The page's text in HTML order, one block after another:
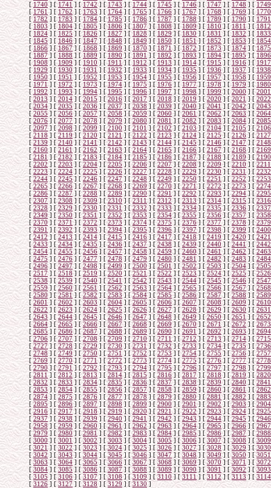
[1740] [1741 ] [1742] [1743] [1744] [ 1745] [1746] [1747] [ 1748 ] [1749
[ 1761 ] [1762 ] [ 1763 ] [1764] [1765] [ 1766] [ 1767] [1768] [1769 ] [ 1770
[1782 ] [ 1783 ] [ 1784] [1785] [ 1786] [ 1787 ] [ 1788] [1789 ] [1790] [ 1791
[ 1803] [ 1804] [1805] [1806 ] [1807 ] [ 1808] [1809] [1810] [1811 ] [1812
[ 1824] [ 1825] [1826 ] [1827 ] [1828 ] [ 1829] [1830] [ 1831] [1832 ] [1833
[1845 ] [1846] [ 1847 ] [1848] [1849] [1850 ] [1851] [1852] [ 1853] [1854
[1866 ] [ 1867] [1868] [1869] [1870 ] [ 1871 ] [1872] [ 1873] [1874 ] [1875
[ 1887 ] [1888 ] [ 1889 ] [1890 ] [1891 ] [1892] [1893] [ 1894] [1895 ] [ 1896
[1908 ] [ 1909 ] [ 1910 ] [1911] [ 1912] [1913 ] [ 1914] [1915 ] [ 1916] [ 1917
[1929] [1930 ] [1931 ] [1932] [1933] [1934] [1935] [1936] [1937] [1938
[ 1950] [ 1951] [1952 ] [ 1953 ] [1954 ] [ 1955] [1956 ] [ 1957] [1958 ] [1959
[1971] [1972] [ 1973 ] [1974] [ 1975] [ 1976 ] [1977] [1978 ] [1979 ] [ 1980
[ 1992 ] [ 1993] [ 1994] [ 1995 ] [1996 ] [1997 ] [1998 ] [1999] [2000] [2001
[2013] [ 2014 ] [2015] [2016] [2017 ] [ 2018] [2019] [2020] [2021 ] [ 2022
[2034] [ 2035] [2036 ] [2037] [2038 ] [2039] [ 2040] [2041 ] [2042] [ 2043
[2055 ] [2056] [2057 ] [2058] [2059] [2060] [2061 ] [ 2062] [2063] [2064
[ 2076] [ 2077] [2078] [2079 ] [2080 ] [ 2081] [2082] [2083] [2084 ] [2085
[ 2097] [2098] [2099 ] [2100 ] [ 2101 ] [ 2102] [ 2103] [2104 ] [2105 ] [2106
[ 2118 ] [2119] [ 2120 ] [2121 ] [2122 ] [2123 ] [ 2124] [2125] [ 2126] [2127
[2139] [2140 ] [2141 ] [2142] [2143] [ 2144] [2145] [2146] [2147 ] [ 2148
[2160] [ 2161 ] [2162 ] [2163] [2164 ] [2165] [ 2166] [ 2167] [2168] [ 2169
[ 2181 ] [2182 ] [2183 ] [2184 ] [2185] [2186] [2187] [ 2188] [2189] [ 2190
[ 2202] [ 2203 ] [2204] [2205 ] [2206 ] [ 2207] [2208] [2209] [2210 ] [2211
[ 2223] [ 2224 ] [2225 ] [2226 ] [2227 ] [ 2228] [2229 ] [2230] [2231 ] [ 2232
[ 2244] [2245] [ 2246 ] [2247 ] [2248 ] [2249 ] [2250 ] [2251 ] [2252] [2253
[2265] [2266] [2267] [2268] [2269] [ 2270] [2271] [2272] [ 2273 ] [2274
[2286] [2287 ] [2288 ] [2289] [2290] [ 2291] [ 2292] [2293] [2294 ] [ 2295
[2307 ] [2308 ] [ 2309 ] [2310] [ 2311] [2312 ] [ 2313] [2314 ] [2315] [ 2316
[ 2328] [ 2329 ] [2330] [2331 ] [2332 ] [ 2333] [2334] [2335] [2336 ] [2337
[ 2349] [ 2350] [2351 ] [2352 ] [2353 ] [ 2354] [2355] [2356] [2357 ] [2358
[2370 ] [2371] [ 2372 ] [2373] [2374] [2375 ] [2376] [2377] [ 2378] [2379
[2391 ] [ 2392] [2393] [2394] [2395 ] [ 2396] [2397] [ 2398] [2399 ] [2400
[ 2412 ] [2413 ] [2414 ] [2415 ] [2416] [2417] [2418] [2419] [2420] [ 2421
[2433 ] [2434 ] [ 2435 ] [2436] [ 2437] [2438 ] [ 2439] [2440 ] [ 2441] [ 2442
[2454] [2455 ] [2456 ] [2457] [2458] [2459 ] [2460] [2461] [2462] [2463
[ 2475] [ 2476] [2477 ] [ 2478 ] [2479 ] [ 2480] [2481 ] [2482] [2483 ] [2484
[2496] [2497] [ 2498 ] [2499 ] [ 2500] [ 2501 ] [2502] [2503 ] [2504 ] [2505
[ 2517 ] [ 2518] [ 2519] [ 2520 ] [2521 ] [2522 ] [2523 ] [2524] [2525 ] [2526
[2538] [ 2539 ] [2540] [2541] [2542 ] [ 2543] [2544] [2545] [2546 ] [ 2547
[2559] [ 2560] [2561 ] [2562] [2563 ] [2564] [ 2565] [2566] [2567] [ 2568
[2580 ] [2581 ] [2582 ] [2583] [2584] [2585] [2586] [ 2587] [2588] [2589
[ 2601] [ 2602 ] [2603] [2604 ] [2605 ] [ 2606] [2607] [2608] [2609 ] [2610
[ 2622] [2623] [2624 ] [2625 ] [ 2626] [ 2627] [ 2628] [2629 ] [2630 ] [2631
[ 2643 ] [2644] [ 2645 ] [2646 ] [2647] [2648 ] [ 2649 ] [2650] [ 2651 ] [2652
[2664] [2665 ] [2666] [2667] [2668] [ 2669] [2670] [2671] [2672 ] [ 2673
[2685] [ 2686 ] [2687 ] [2688] [2689 ] [2690] [ 2691 ] [ 2692] [2693] [ 2694
[ 2706 ] [2707 ] [2708 ] [2709 ] [2710] [2711] [2712] [ 2713] [2714] [ 2715
[ 2727] [ 2728 ] [2729] [2730 ] [2731 ] [ 2732] [2733] [2734] [2735 ] [2736
[ 2748] [ 2749 ] [2750 ] [2751 ] [2752 ] [ 2753] [2754] [2755] [2756 ] [ 2757
[ 2769] [2770] [ 2771 ] [2772 ] [2773 ] [2774 ] [2775 ] [2776] [2777] [2778
[2790] [2791 ] [2792] [2793] [2794] [ 2795] [2796] [2797] [ 2798 ] [2799
[2811 ] [2812 ] [2813 ] [2814] [2815] [ 2816] [ 2817] [2818] [2819 ] [ 2820
[2832 ] [2833 ] [ 2834] [2835] [ 2836] [2837 ] [ 2838] [2839 ] [2840] [ 2841
[ 2853] [ 2854] [2855] [2856 ] [2857 ] [ 2858] [2859] [2860] [2861 ] [2862
[ 2874] [ 2875] [2876 ] [2877 ] [2878 ] [ 2879] [2880] [2881] [2882 ] [2883
[2895 ] [2896] [ 2897 ] [2898] [2899] [2900 ] [2901] [2902] [ 2903] [2904
[2916 ] [ 2917] [2918] [2919] [2920 ] [ 2921 ] [2922] [ 2923] [2924 ] [2925
[ 2937 ] [2938 ] [2939 ] [2940 ] [2941 ] [2942] [2943] [2944] [2945 ] [ 2946
[2958 ] [2959 ] [ 2960 ] [2961] [ 2962] [2963 ] [ 2964] [2965 ] [ 2966] [ 2967
[2979] [2980 ] [2981 ] [2982] [2983] [2984] [2985] [2986] [2987] [2988
[ 3000] [ 3001] [3002 ] [ 3003 ] [3004 ] [ 3005] [3006 ] [3007] [3008 ] [3009
[3021] [3022] [ 3023 ] [3024] [ 3025] [ 3026 ] [3027] [3028 ] [3029 ] [3030
[ 3042 ] [ 3043] [ 3044] [ 3045 ] [3046 ] [3047 ] [3048 ] [3049] [3050] [3051
[3063] [ 3064 ] [3065] [3066] [3067 ] [ 3068] [3069] [3070] [3071 ] [ 3072
[3084] [ 3085] [3086 ] [3087] [3088 ] [3089] [ 3090] [3091 ] [3092] [ 3093
[3105 ] [3106] [3107 ] [3108] [3109] [3110] [3111 ] [ 3112] [3113] [3114
[ 3126] [ 3127] [3128] [3129 ] [3130 ]